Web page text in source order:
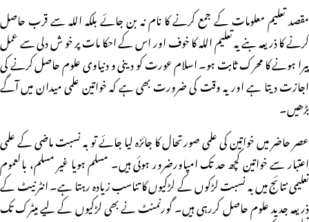
مقصد تعلیم معلومات کے جمع کرنے کا نام نہ بن جائے بلکہ اللہ سے قرب حاصل
کرنے کا ذریعہ بنے یہ تعلیم اللہ کا خوف اور اس کے احکا مات پر خو ش دلی سے عمل
پیرا ہونے کا محرک ثابت ہو۔ اسلام عورت کو دینی و دنیاوی علوم حاصل کرنے کی
اجازت دیتا ہے اور یہ وقت کی ضرورت بھی ہے کہ خواتین علمی میدان میں آگے
بڑھیں۔
عصر حاضر میں خواتین کی علمی صورتحال کا جائزہ لیا جائے تو بہ نسبت ماضی کے علمی
اعتبار سے خواتین کچھ حد تک امپاورضرور ہوئی ہیں۔ مسلم ہویا غیر مسلم، بالعموم
تعلیمی نتائج میں بہ نسبت لڑکوں کے لڑکیوں کا تناسب زیادہ رہتا ہے۔ انٹرنیٹ کے
ذریعہ جدید علوم حاصل کررہی ہیں۔ گورنمنٹ نے بھی لڑکیوں کے لیے میٹرک تک